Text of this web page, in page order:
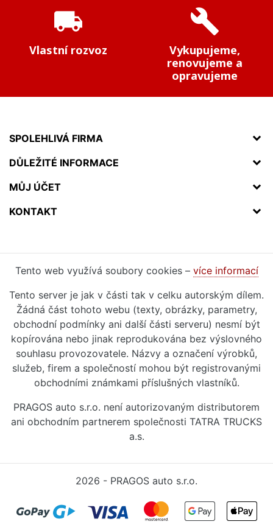
local_shipping
Vlastní rozvoz
build
Vykupujeme,
renovujeme a
opravujeme
SPOLEHLIVÁ FIRMA
DŮLEŽITÉ INFORMACE
MŮJ ÚČET
KONTAKT
Tento web využívá soubory cookies – více informací
Tento server je jak v části tak v celku autorským dílem.
Žádná část tohoto webu (texty, obrázky, parametry,
obchodní podmínky ani další části serveru) nesmí být
kopírována nebo jinak reprodukována bez výslovného
souhlasu provozovatele. Názvy a označení výrobků,
služeb, firem a společností mohou být registrovanými
obchodními známkami příslušných vlastníků.
PRAGOS auto s.r.o. není autorizovaným distributorem
ani obchodním partnerem společnosti TATRA TRUCKS
a.s.
2026 - PRAGOS auto s.r.o.